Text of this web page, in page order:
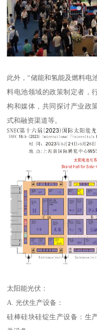
此外，“储能和氢能及燃料电
料电池领域的政策制定者，
构和媒体，共同探讨产业政
式和融资渠道等。
太阳能光伏：
A. 光伏生产设备：
硅棒硅块硅锭生产设备：生